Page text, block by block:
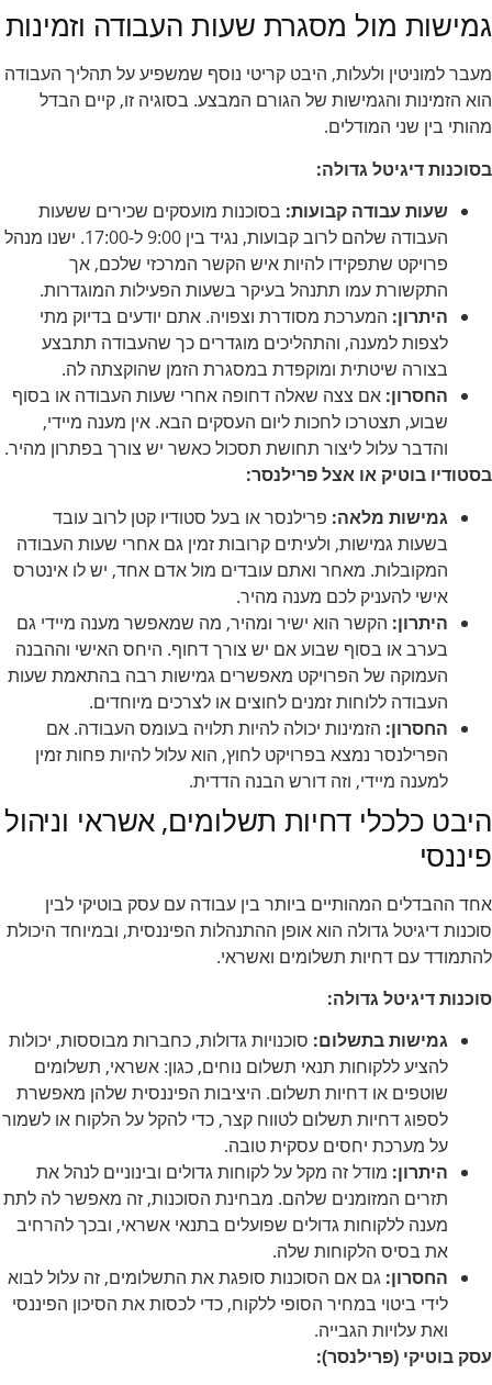
גמישות מול מסגרת שעות העבודה וזמינות
מעבר למוניטין ולעלות, היבט קריטי נוסף שמשפיע על תהליך העבודה
הוא הזמינות והגמישות של הגורם המבצע. בסוגיה זו, קיים הבדל
מהותי בין שני המודלים.
בסוכנות דיגיטל גדולה:
שעות עבודה קבועות: בסוכנות מועסקים שכירים ששעות
העבודה שלהם לרוב קבועות, נגיד בין 9:00 ל-17:00. ישנו מנהל
פרויקט שתפקידו להיות איש הקשר המרכזי שלכם, אך
התקשורת עמו תתנהל בעיקר בשעות הפעילות המוגדרות.
היתרון: המערכת מסודרת וצפויה. אתם יודעים בדיוק מתי
לצפות למענה, והתהליכים מוגדרים כך שהעבודה תתבצע
בצורה שיטתית ומוקפדת במסגרת הזמן שהוקצתה לה.
החסרון: אם צצה שאלה דחופה אחרי שעות העבודה או בסוף
שבוע, תצטרכו לחכות ליום העסקים הבא. אין מענה מיידי,
והדבר עלול ליצור תחושת תסכול כאשר יש צורך בפתרון מהיר.
בסטודיו בוטיק או אצל פרילנסר:
גמישות מלאה: פרילנסר או בעל סטודיו קטן לרוב עובד
בשעות גמישות, ולעיתים קרובות זמין גם אחרי שעות העבודה
המקובלות. מאחר ואתם עובדים מול אדם אחד, יש לו אינטרס
אישי להעניק לכם מענה מהיר.
היתרון: הקשר הוא ישיר ומהיר, מה שמאפשר מענה מיידי גם
בערב או בסוף שבוע אם יש צורך דחוף. היחס האישי וההבנה
העמוקה של הפרויקט מאפשרים גמישות רבה בהתאמת שעות
העבודה ללוחות זמנים לחוצים או לצרכים מיוחדים.
החסרון: הזמינות יכולה להיות תלויה בעומס העבודה. אם
הפרילנסר נמצא בפרויקט לחוץ, הוא עלול להיות פחות זמין
למענה מיידי, וזה דורש הבנה הדדית.
היבט כלכלי דחיות תשלומים, אשראי וניהול
פיננסי
אחד ההבדלים המהותיים ביותר בין עבודה עם עסק בוטיקי לבין
סוכנות דיגיטל גדולה הוא אופן ההתנהלות הפיננסית, ובמיוחד היכולת
להתמודד עם דחיות תשלומים ואשראי.
סוכנות דיגיטל גדולה:
גמישות בתשלום: סוכנויות גדולות, כחברות מבוססות, יכולות
להציע ללקוחות תנאי תשלום נוחים, כגון: אשראי, תשלומים
שוטפים או דחיות תשלום. היציבות הפיננסית שלהן מאפשרת
לספוג דחיות תשלום לטווח קצר, כדי להקל על הלקוח או לשמור
על מערכת יחסים עסקית טובה.
היתרון: מודל זה מקל על לקוחות גדולים ובינוניים לנהל את
תזרים המזומנים שלהם. מבחינת הסוכנות, זה מאפשר לה לתת
מענה ללקוחות גדולים שפועלים בתנאי אשראי, ובכך להרחיב
את בסיס הלקוחות שלה.
החסרון: גם אם הסוכנות סופגת את התשלומים, זה עלול לבוא
לידי ביטוי במחיר הסופי ללקוח, כדי לכסות את הסיכון הפיננסי
ואת עלויות הגבייה.
עסק בוטיקי (פרילנסר):